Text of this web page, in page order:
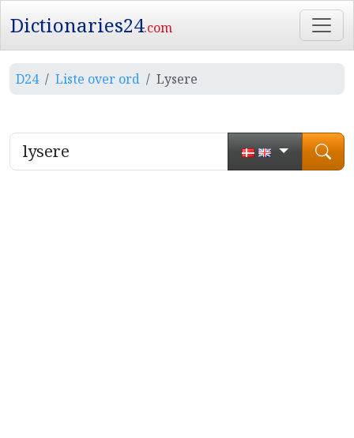
Dictionaries24.com
D24 Liste over ord Lysere